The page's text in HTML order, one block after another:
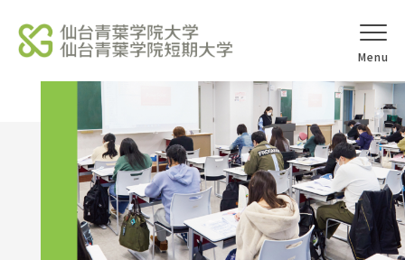
アクセス
学校法人北杜学園
Topics